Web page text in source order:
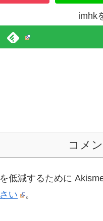
imhk
コメ
低減するために
い
。